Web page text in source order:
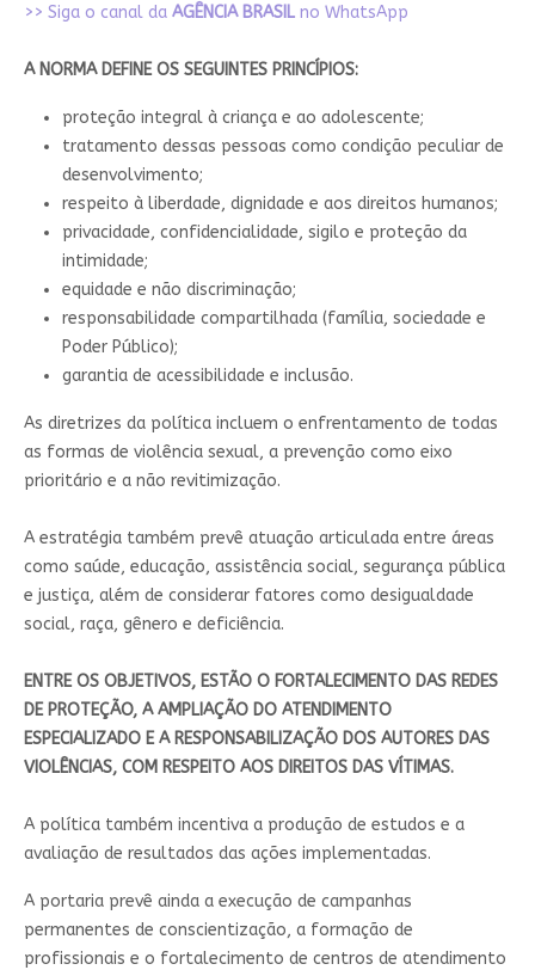
>> Siga o canal da AGÊNCIA BRASIL no WhatsApp
A NORMA DEFINE OS SEGUINTES PRINCÍPIOS:
proteção integral à criança e ao adolescente;
tratamento dessas pessoas como condição peculiar de
desenvolvimento;
respeito à liberdade, dignidade e aos direitos humanos;
privacidade, confidencialidade, sigilo e proteção da
intimidade;
equidade e não discriminação;
responsabilidade compartilhada (família, sociedade e
Poder Público);
garantia de acessibilidade e inclusão.
As diretrizes da política incluem o enfrentamento de todas
as formas de violência sexual, a prevenção como eixo
prioritário e a não revitimização.
A estratégia também prevê atuação articulada entre áreas
como saúde, educação, assistência social, segurança pública
e justiça, além de considerar fatores como desigualdade
social, raça, gênero e deficiência.
ENTRE OS OBJETIVOS, ESTÃO O FORTALECIMENTO DAS REDES
DE PROTEÇÃO, A AMPLIAÇÃO DO ATENDIMENTO
ESPECIALIZADO E A RESPONSABILIZAÇÃO DOS AUTORES DAS
VIOLÊNCIAS, COM RESPEITO AOS DIREITOS DAS VÍTIMAS.
A política também incentiva a produção de estudos e a
avaliação de resultados das ações implementadas.
A portaria prevê ainda a execução de campanhas
permanentes de conscientização, a formação de
profissionais e o fortalecimento de centros de atendimento